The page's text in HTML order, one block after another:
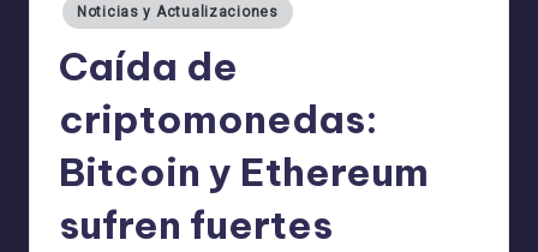
Noticias y Actualizaciones
Caída de
criptomonedas:
Bitcoin y Ethereum
sufren fuertes